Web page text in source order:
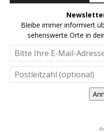
Bleibe immer informiert
sehenswerte Orte in